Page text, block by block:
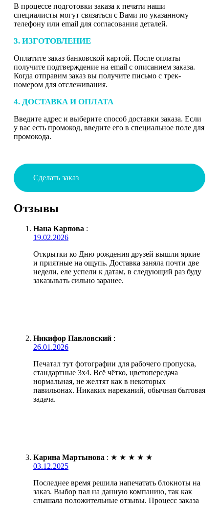
В процессе подготовки заказа к печати наши
специалисты могут связаться с Вами по указанному
телефону или email для согласования деталей.
3. ИЗГОТОВЛЕНИЕ
Оплатите заказ банковской картой. После оплаты
получите подтверждение на email с описанием заказа.
Когда отправим заказ вы получите письмо с трек-
номером для отслеживания.
4. ДОСТАВКА И ОПЛАТА
Введите адрес и выберите способ доставки заказа. Если
у вас есть промокод, введите его в специальное поле для
промокода.
Сделать заказ
Отзывы
Нана Карпова :
19.02.2026
Открытки ко Дню рождения друзей вышли яркие
и приятные на ощупь. Доставка заняла почти две
недели, еле успели к датам, в следующий раз буду
заказывать сильно заранее.
Никифор Павловский :
26.01.2026
Печатал тут фотографии для рабочего пропуска,
стандартные 3х4. Всё чётко, цветопередача
нормальная, не желтят как в некоторых
павильонах. Никаких нареканий, обычная бытовая
задача.
Карина Мартынова : ★ ★ ★ ★ ★
03.12.2025
Последнее время решила напечатать блокноты на
заказ. Выбор пал на данную компанию, так как
слышала положительные отзывы. Процесс заказа